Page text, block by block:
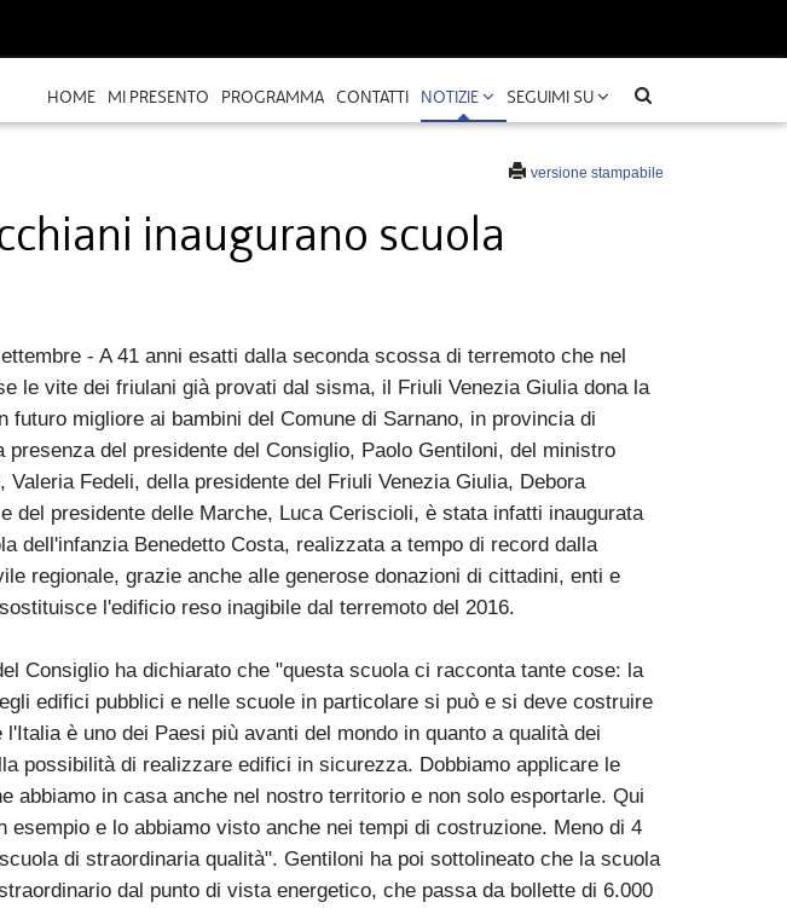
HOME MI PRESENTO PROGRAMMA CONTATTI NOTIZIE SEGUIMI SU
versione stampabile
inaugurano scuola
- A 41 anni esatti dalla seconda scossa di terremoto che nel
le vite dei friulani già provati dal sisma, il Friuli Venezia Giulia dona la
futuro migliore ai bambini del Comune di Sarnano, in provincia di
presenza del presidente del Consiglio, Paolo Gentiloni, del ministro
Valeria Fedeli, della presidente del Friuli Venezia Giulia, Debora
del presidente delle Marche, Luca Ceriscioli, è stata infatti inaugurata
dell'infanzia Benedetto Costa, realizzata a tempo di record dalla
regionale, grazie anche alle generose donazioni di cittadini, enti e
l'edificio reso inagibile dal terremoto del 2016.
Consiglio ha dichiarato che "questa scuola ci racconta tante cose: la
edifici pubblici e nelle scuole in particolare si può e si deve costruire
è uno dei Paesi più avanti del mondo in quanto a qualità dei
possibilità di realizzare edifici in sicurezza. Dobbiamo applicare le
abbiamo in casa anche nel nostro territorio e non solo esportarle. Qui
esempio e lo abbiamo visto anche nei tempi di costruzione. Meno di 4
di straordinaria qualità". Gentiloni ha poi sottolineato che la scuola
dal punto di vista energetico, che passa da bollette di 6.000